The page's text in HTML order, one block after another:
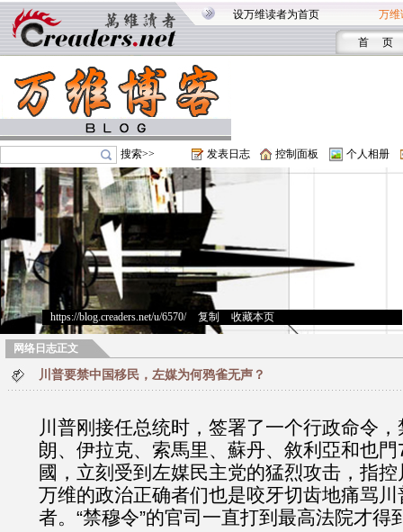
设万维读者为首页 万维
首 页
搜索>> 发表日志 控制面板 个人相册
https://blog.creaders.net/u/6570/> 复制 收藏本页
网络日志正文
川普要禁中国移民，左媒为何鸦雀无声？
川普刚接任总统时，签署了一个行政命令
朗、伊拉克、索馬里、蘇丹、敘利亞和也
國，立刻受到左媒民主党的猛烈攻击，指
万维的政治正确者们也是咬牙切齿地痛骂
者。“禁穆令”的官司一直打到最高法院才得